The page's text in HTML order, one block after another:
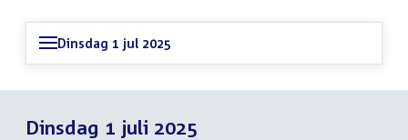
Dinsdag 1 jul 2025
Dinsdag 1 juli 2025